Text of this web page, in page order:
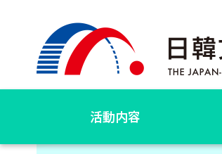
活動内容